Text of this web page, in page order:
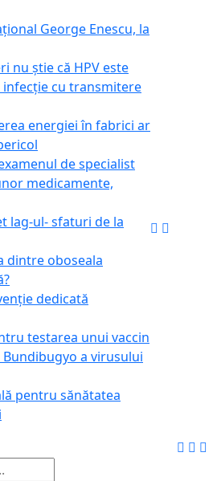
George Enescu, la
nu știe că HPV este
infecție cu transmitere
energiei în fabrici ar
de specialist
medicamente,
lag-ul- sfaturi de la
dintre oboseala
dedicată
testarea unui vaccin
a virusului
pentru sănătatea